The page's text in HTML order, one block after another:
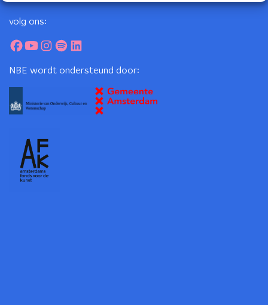
volg ons:
NBE wordt ondersteund door: